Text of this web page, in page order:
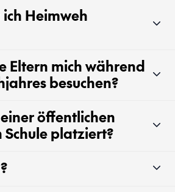
Heimweh
Eltern mich während
besuchen?
öffentlichen
platziert?